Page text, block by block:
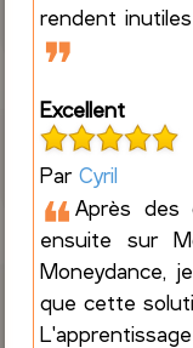
rendent
❞
Excellent
Par Cyril
❝Après des
ensuite sur
Moneydance,
que cette